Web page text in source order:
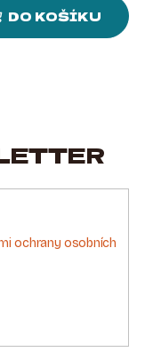
DO KOŠÍKU
ochrany osobních